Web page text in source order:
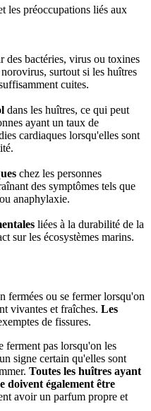
les préoccupations liés aux
des bactéries, virus ou toxines
surtout si les huîtres
cuites.
dans les huîtres, ce qui peut
ayant un taux de
cardiaques lorsqu'elles sont
chez les personnes
des symptômes tels que
anaphylaxie.
liées à la durabilité de la
sur les écosystèmes marins.
fermées ou se fermer lorsqu'on
vivantes et fraîches. Les
de fissures.
ferment pas lorsqu'on les
signe certain qu'elles sont
Toutes les huîtres ayant
doivent également être
avoir un parfum propre et